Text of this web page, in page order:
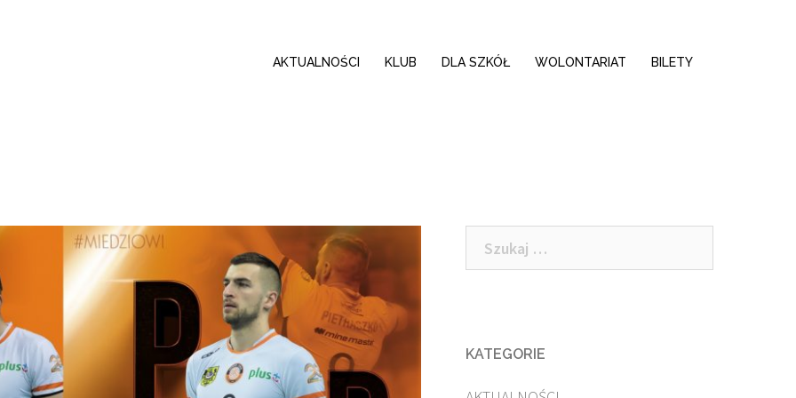
AKTUALNOŚCI KLUB DLA SZKÓŁ WOLONTARIAT BILETY
Szukaj:
KATEGORIE